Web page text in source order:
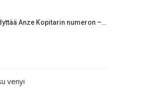
Anze Kopitarin numeron –…
venyi